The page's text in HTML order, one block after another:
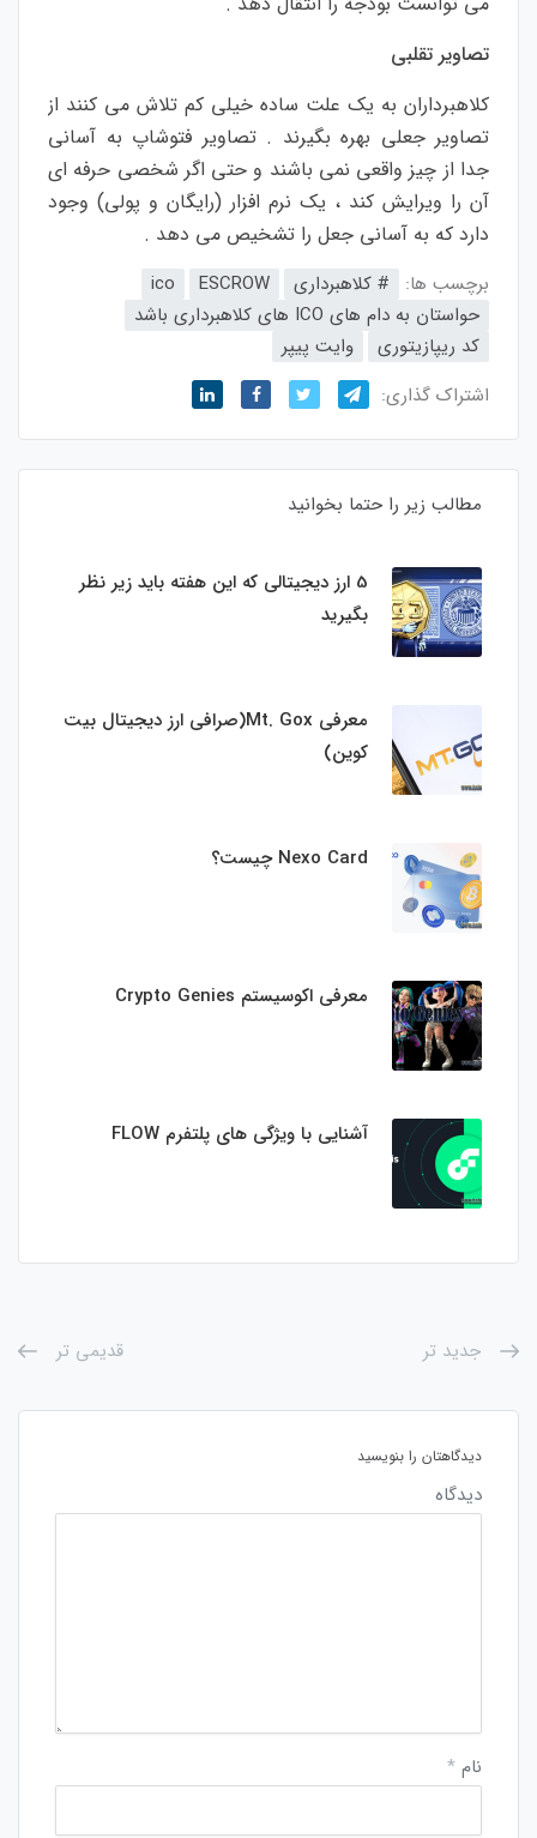
تصاویر تقلبی
کلاهبرداران به یک علت ساده خیلی کم تلاش می کنند از
تصاویر جعلی بهره بگیرند .تصاویر فتوشاپ به آسانی
جدا از چیز واقعی نمی باشند و حتی اگر شخصی حرفه ای
آن را ویرایش کند ، یک نرم افزار (رایگان و پولی) وجود
دارد که به آسانی جعل را تشخیص می دهد .
برچسب ها: # کلاهبرداری ESCROW
ico
حواستان به دام های ICO های کلاهبرداری باشد
کد ریپازیتوری
وایت پیپر
اشتراک گذاری:
مطالب زیر را حتما بخوانید
5 ارز دیجیتالی که این هفته باید زیر نظر
بگیرید
معرفی Mt. Gox(صرافی ارز دیجیتال بیت
کوین)
Nexo Card چیست؟
معرفی اکوسیستم Crypto Genies
آشنایی با ویژگی های پلتفرم FLOW
جدید تر قدیمی تر
دیدگاهتان را بنویسید
دیدگاه
نام *